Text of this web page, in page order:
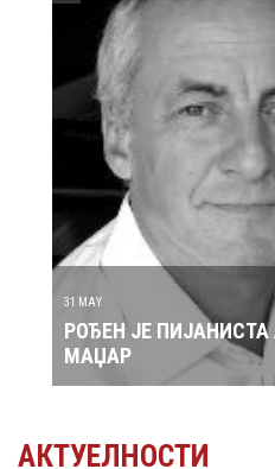
РОЂЕН ЈЕ ПЕВАЧ
АКТУЕЛНОСТИ